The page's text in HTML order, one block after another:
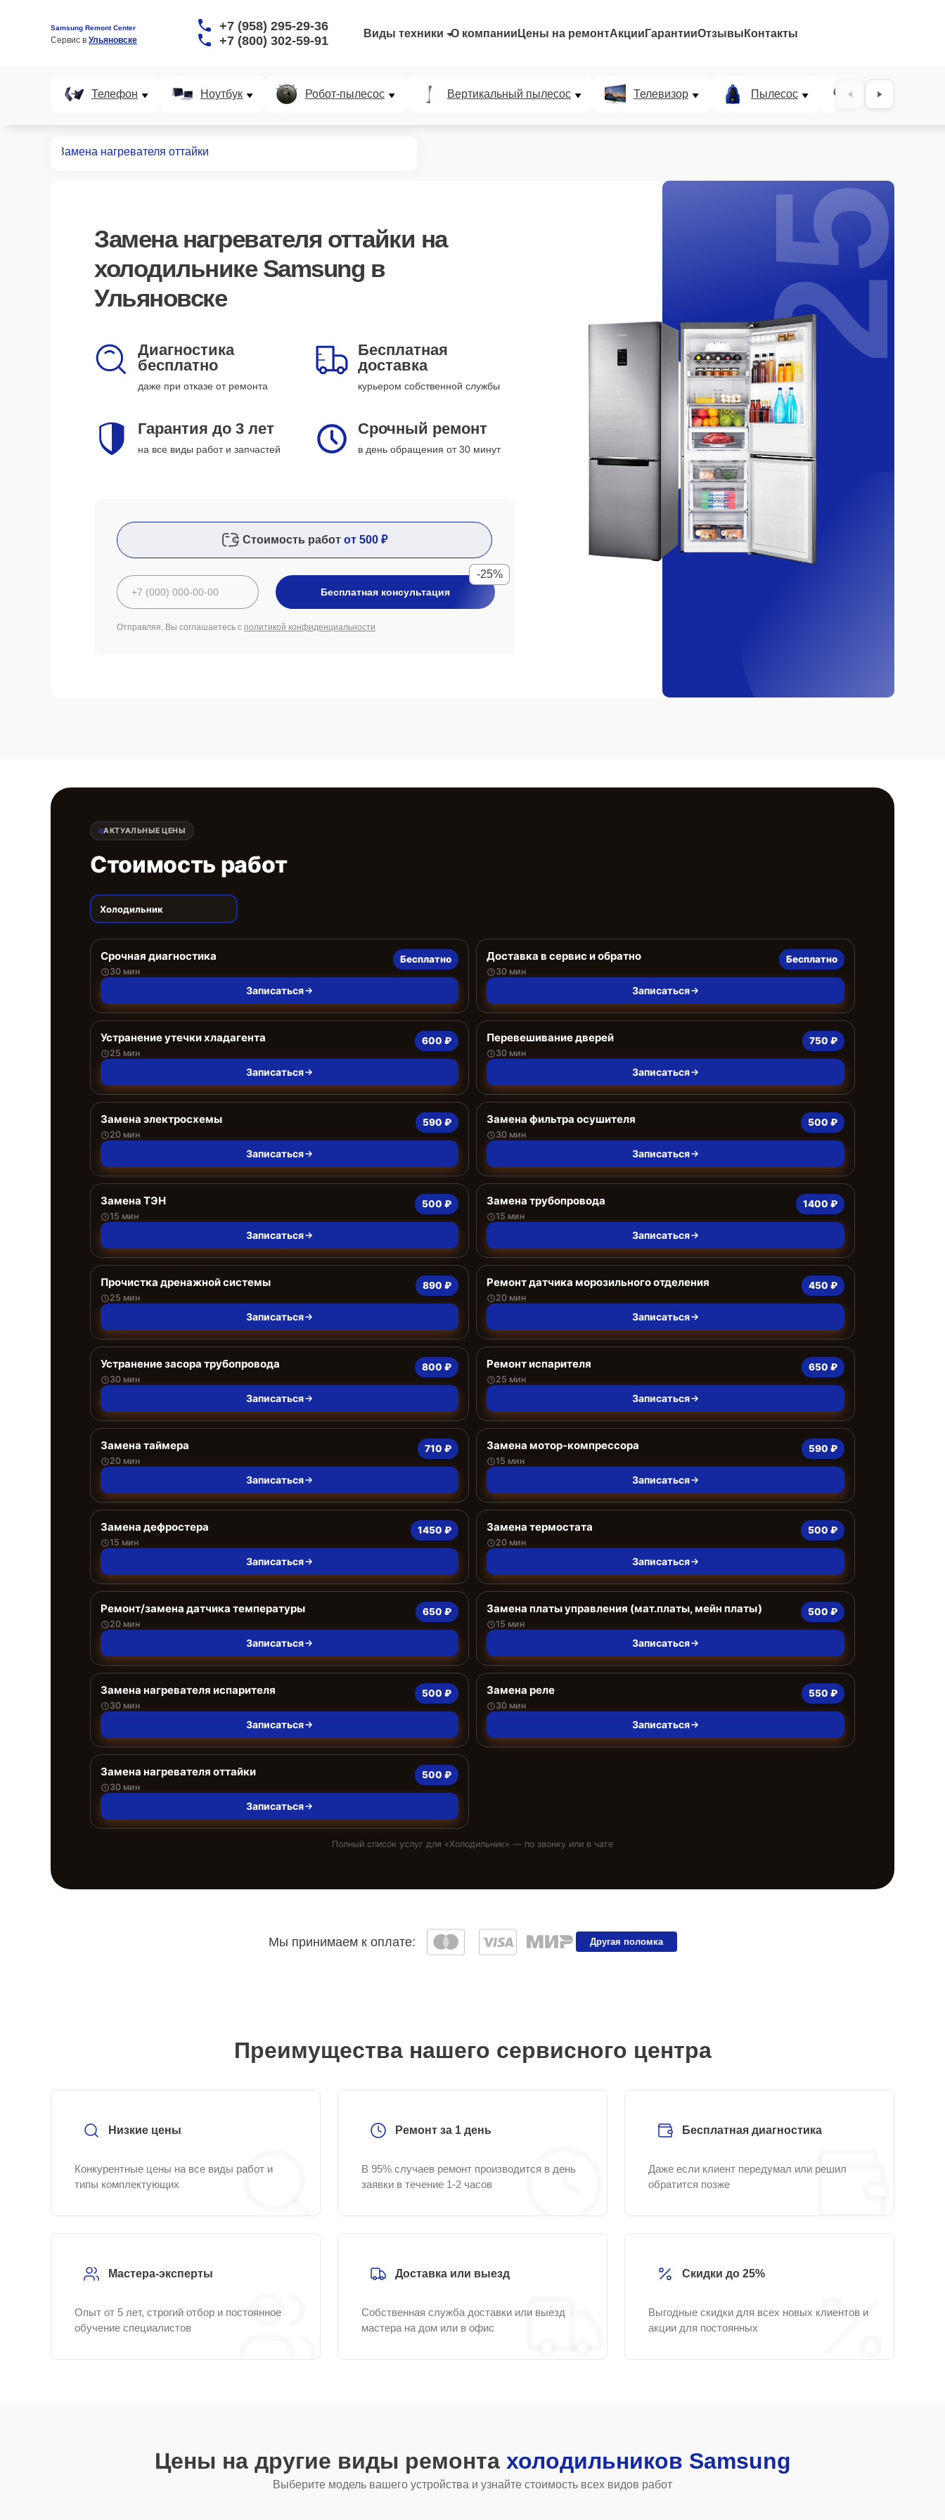
Samsung Remont Center
Сервис в Ульяновске
+7 (958) 295-29-36
+7 (800) 302-59-91
Виды техники О компании Цены на ремонтАкции ГарантииОтзывы Контакты
Телефон Ноутбук Робот-пылесос Вертикальный пылесос Телевизор Пылесос Проектор
Замена нагревателя оттайки
Замена нагревателя оттайки на
холодильнике Samsung в
Ульяновске
Диагностика
бесплатно
даже при отказе от ремонта
Бесплатная
доставка
курьером собственной службы
Гарантия до 3 лет
на все виды работ и запчастей
Срочный ремонт
в день обращения от 30 минут
Стоимость работ от 500 ₽
Бесплатная консультация
-25%
Отправляя, Вы соглашаетесь с политикой конфиденциальности
25%
АКТУАЛЬНЫЕ ЦЕНЫ
Стоимость работ
Холодильник
Срочная диагностика
30 мин
Бесплатно
Записаться
Доставка в сервис и обратно
30 мин
Бесплатно
Записаться
Устранение утечки хладагента
25 мин
600 ₽
Записаться
Перевешивание дверей
30 мин
750 ₽
Записаться
Замена электросхемы
20 мин
590 ₽
Записаться
Замена фильтра осушителя
30 мин
500 ₽
Записаться
Замена ТЭН
15 мин
500 ₽
Записаться
Замена трубопровода
15 мин
1400 ₽
Записаться
Прочистка дренажной системы
25 мин
890 ₽
Записаться
Ремонт датчика морозильного отделения
20 мин
450 ₽
Записаться
Устранение засора трубопровода
30 мин
800 ₽
Записаться
Ремонт испарителя
25 мин
650 ₽
Записаться
Замена таймера
20 мин
710 ₽
Записаться
Замена мотор-компрессора
15 мин
590 ₽
Записаться
Замена дефростера
15 мин
1450 ₽
Записаться
Замена термостата
20 мин
500 ₽
Записаться
Ремонт/замена датчика температуры
20 мин
650 ₽
Записаться
Замена платы управления (мат.платы, мейн платы)
15 мин
500 ₽
Записаться
Замена нагревателя испарителя
30 мин
500 ₽
Записаться
Замена реле
30 мин
550 ₽
Записаться
Замена нагревателя оттайки
30 мин
500 ₽
Записаться
Полный список услуг для «Холодильник» — по звонку или в чате
Мы принимаем к оплате: Другая поломка
Преимущества нашего сервисного центра
Низкие цены
Конкурентные цены на все виды работ и
типы комплектующих
Ремонт за 1 день
В 95% случаев ремонт производится в день
заявки в течение 1-2 часов
Бесплатная диагностика
Даже если клиент передумал или решил
обратится позже
Мастера-эксперты
Опыт от 5 лет, строгий отбор и постоянное
обучение специалистов
Доставка или выезд
Собственная служба доставки или выезд
мастера на дом или в офис
Скидки до 25%
Выгодные скидки для всех новых клиентов и
акции для постоянных
Цены на другие виды ремонта холодильников Samsung
Выберите модель вашего устройства и узнайте стоимость всех видов работ